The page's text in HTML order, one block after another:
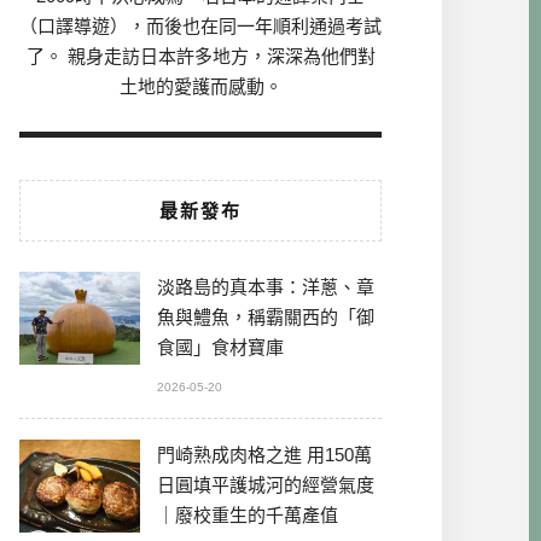
（口譯導遊），而後也在同一年順利通過考試
了。 親身走訪日本許多地方，深深為他們對
土地的愛護而感動。
最新發布
淡路島的真本事：洋蔥、章
魚與鱧魚，稱霸關西的「御
食國」食材寶庫
2026-05-20
門崎熟成肉格之進 用150萬
日圓填平護城河的經營氣度
｜廢校重生的千萬產值